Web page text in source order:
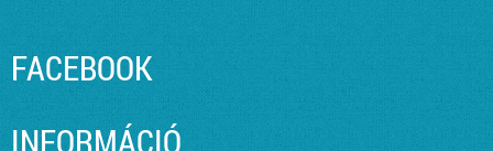
FACEBOOK
INFORMÁCIÓ